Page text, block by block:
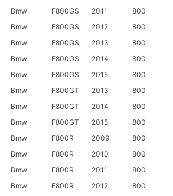
Bmw
F800GS 2011 800
Bmw
F800GS 2012 800
Bmw
F800GS 2013 800
Bmw
F800GS 2014 800
Bmw
F800GS 2015 800
Bmw
F800GT 2013 800
Bmw
F800GT 2014 800
Bmw
F800GT 2015 800
Bmw
F800R 2009 800
Bmw
F800R 2010 800
Bmw
F800R 2011 800
Bmw
F800R 2012 800